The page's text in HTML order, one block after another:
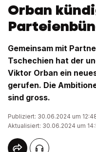
Orban
Gemeinsam mit
Tschechien hat der
Viktor Orban ein
gerufen. Die
sind gross.
Publiziert: 30.06.2024 um
Aktualisiert: 30.06.2024 um